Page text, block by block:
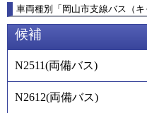
車両種別 「岡山市支線バス（
候補
N2511(両備バス)
N2612(両備バス)